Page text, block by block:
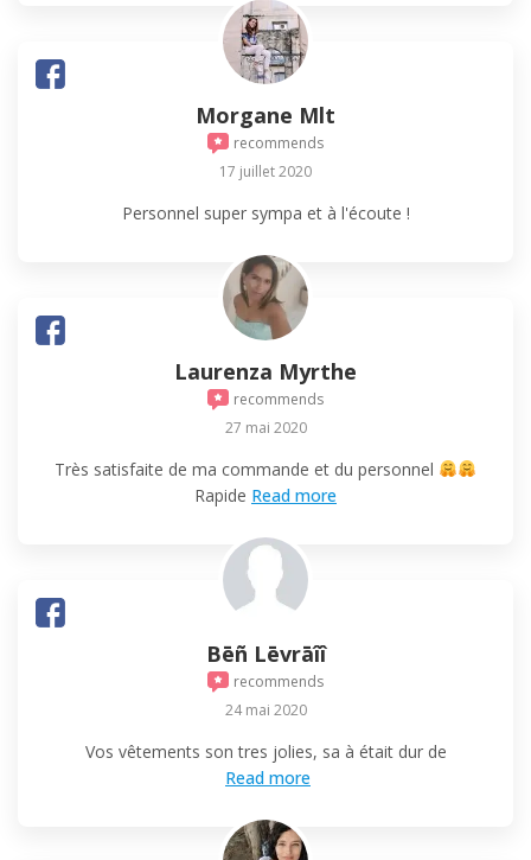
Morgane Mlt
recommends
17 juillet 2020
Personnel super sympa et à l'écoute !
Laurenza Myrthe
recommends
27 mai 2020
Très satisfaite de ma commande et du personnel
Rapide Read more
Bēñ Lēvrāîî
recommends
24 mai 2020
Vos vêtements son tres jolies, sa à était dur de
Read more